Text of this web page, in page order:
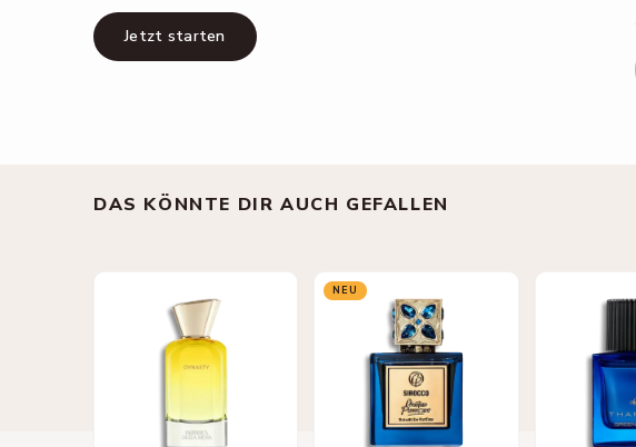
Jetzt starten
DAS KÖNNTE DIR AUCH GEFALLEN
NEU